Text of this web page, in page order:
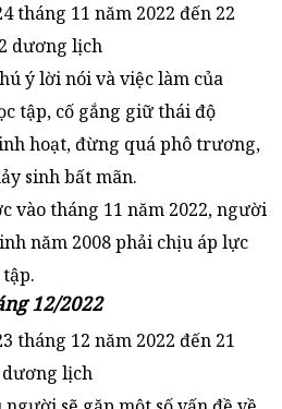
tháng 11 năm 2022 đến 22
dương lịch
ý lời nói và việc làm của
tập, cố gắng giữ thái độ
hoạt, đừng quá phô trương,
sinh bất mãn.
vào tháng 11 năm 2022, người
năm 2008 phải chịu áp lực
12/2022
tháng 12 năm 2022 đến 21
dương lịch